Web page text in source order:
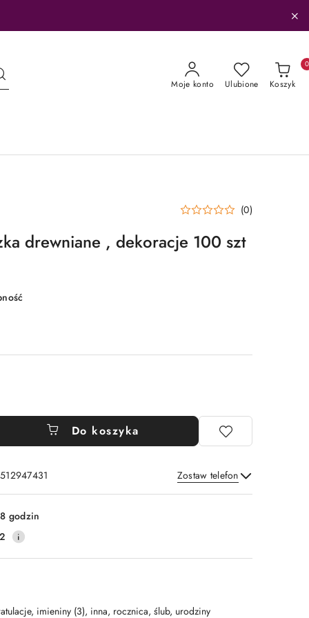
Moje konto Ulubione Koszyk
0
(0)
drewniane , dekoracje 100 szt
Do koszyka
Zostaw telefon
Wyślij
godzin
imieniny (3), inna, rocznica, ślub, urodziny